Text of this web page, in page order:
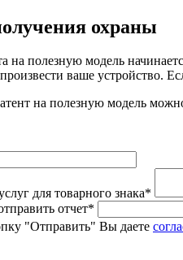
охраны
на полезную модель
ваше устройство.
на полезную модель
для товарного знака*
отчет*
"Отправить" Вы даете